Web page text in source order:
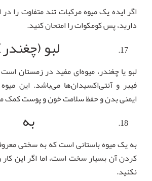
اگر ایده یک میوه مرکبات تند متفاوت را
دارید، پس کومکوات را امتحان کنید.
لبو
لبو یا چغندر، میوه‌ای مفید در زمستان
فیبر و آنتی‌اکسیدان‌ها می‌باشد. این
ایمنی بدن و حفظ سلامت خون و پوست کمک
به
به یک میوه باستانی است که به سختی
کردن آن بسیار سخت است، اما اگر این کار
نکنید.